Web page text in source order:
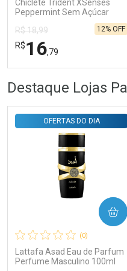
Chiclete Trident XSenses
Peppermint Sem Açúcar
R$ 18,99
R$16,79
12% OFF
Laboratório
Comprar sem Desconto
Por R$ 16,79/cada
Por Menos
Comprar sem Desconto
Por R$ 16,79/cada
Destaque Lojas
(0)
Lattafa Asad Eau de Parfum
Perfume Masculino 100ml
OFERTAS DO DIA
COMPRAR